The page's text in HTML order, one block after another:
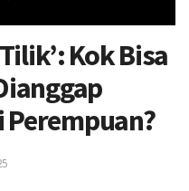
Kok Bisa